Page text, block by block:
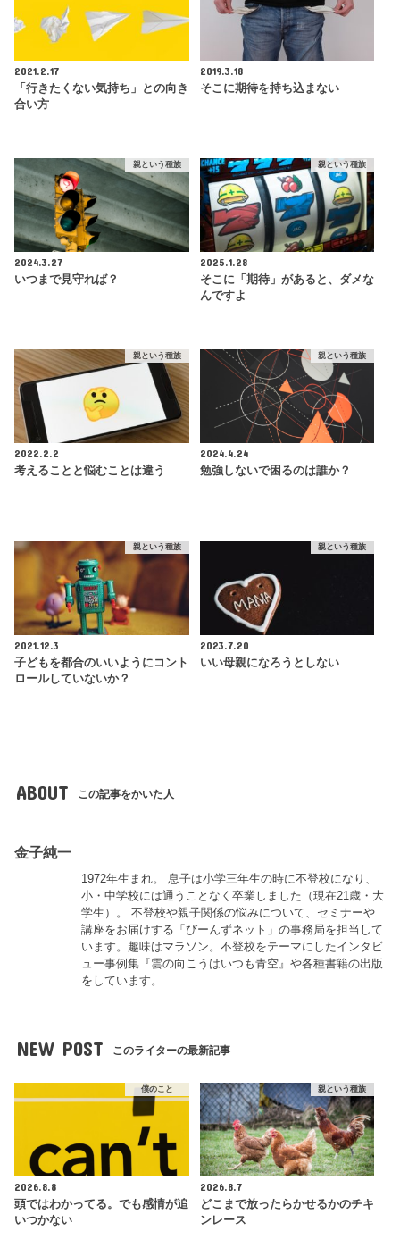
2021.2.17
「行きたくない気持ち」との向き
合い方
2019.3.18
そこに期待を持ち込まない
親という種族
2024.3.27
いつまで見守れば？
親という種族
2025.1.28
そこに「期待」があると、ダメな
んですよ
親という種族
2022.2.2
考えることと悩むことは違う
親という種族
2024.4.24
勉強しないで困るのは誰か？
親という種族
2021.12.3
子どもを都合のいいようにコント
ロールしていないか？
親という種族
2023.7.20
いい母親になろうとしない
ABOUT この記事をかいた人
金子純一
1972年生まれ。 息子は小学三年生の時に不登校になり、
小・中学校には通うことなく卒業しました（現在21歳・大
学生）。 不登校や親子関係の悩みについて、セミナーや
講座をお届けする「びーんずネット」の事務局を担当して
います。趣味はマラソン。不登校をテーマにしたインタビ
ュー事例集『雲の向こうはいつも青空』や各種書籍の出版
をしています。
NEW POST このライターの最新記事
僕のこと
2026.8.8
頭ではわかってる。でも感情が追
いつかない
親という種族
2026.8.7
どこまで放ったらかせるかのチキ
ンレース